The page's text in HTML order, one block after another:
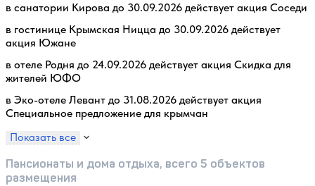
в санатории Кирова до 30.09.2026 действует акция Соседи
в гостинице Крымская Ницца до 30.09.2026 действует
акция Южане
в отеле Родня до 24.09.2026 действует акция Скидка для
жителей ЮФО
в Эко-отеле Левант до 31.08.2026 действует акция
Специальное предложение для крымчан
Показать все
Пансионаты и дома отдыха, всего 5 объектов
размещения